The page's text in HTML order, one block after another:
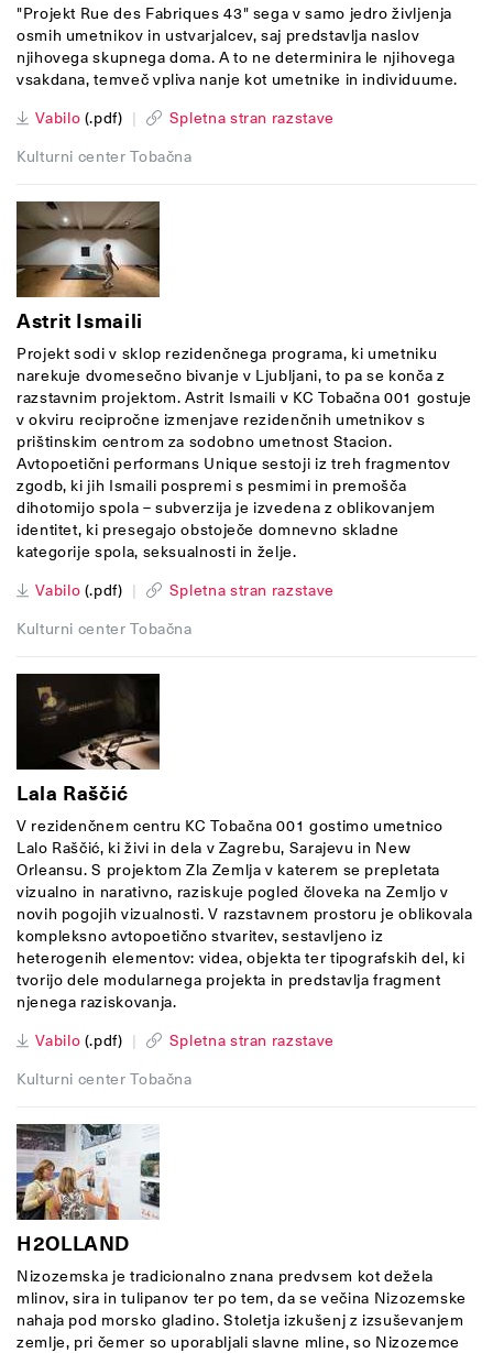
"Projekt Rue des Fabriques 43" sega v samo jedro življenja
osmih umetnikov in ustvarjalcev, saj predstavlja naslov
njihovega skupnega doma. A to ne determinira le njihovega
vsakdana, temveč vpliva nanje kot umetnike in individuume.
Vabilo (.pdf) |
Spletna stran razstave
Kulturni center Tobačna
Astrit Ismaili
Projekt sodi v sklop rezidenčnega programa, ki umetniku
narekuje dvomesečno bivanje v Ljubljani, to pa se konča z
razstavnim projektom. Astrit Ismaili v KC Tobačna 001 gostuje
v okviru recipročne izmenjave rezidenčnih umetnikov s
prištinskim centrom za sodobno umetnost Stacion.
Avtopoetični performans Unique sestoji iz treh fragmentov
zgodb, ki jih Ismaili pospremi s pesmimi in premošča
dihotomijo spola – subverzija je izvedena z oblikovanjem
identitet, ki presegajo obstoječe domnevno skladne
kategorije spola, seksualnosti in želje.
Vabilo (.pdf) |
Spletna stran razstave
Kulturni center Tobačna
Lala Raščić
V rezidenčnem centru KC Tobačna 001 gostimo umetnico
Lalo Raščić, ki živi in dela v Zagrebu, Sarajevu in New
Orleansu. S projektom Zla Zemlja v katerem se prepletata
vizualno in narativno, raziskuje pogled človeka na Zemljo v
novih pogojih vizualnosti. V razstavnem prostoru je oblikovala
kompleksno avtopoetično stvaritev, sestavljeno iz
heterogenih elementov: videa, objekta ter tipografskih del, ki
tvorijo dele modularnega projekta in predstavlja fragment
njenega raziskovanja.
Vabilo (.pdf) |
Spletna stran razstave
Kulturni center Tobačna
H2OLLAND
Nizozemska je tradicionalno znana predvsem kot dežela
mlinov, sira in tulipanov ter po tem, da se večina Nizozemske
nahaja pod morsko gladino. Stoletja izkušenj z izsuševanjem
zemlje, pri čemer so uporabljali slavne mline, so Nizozemce